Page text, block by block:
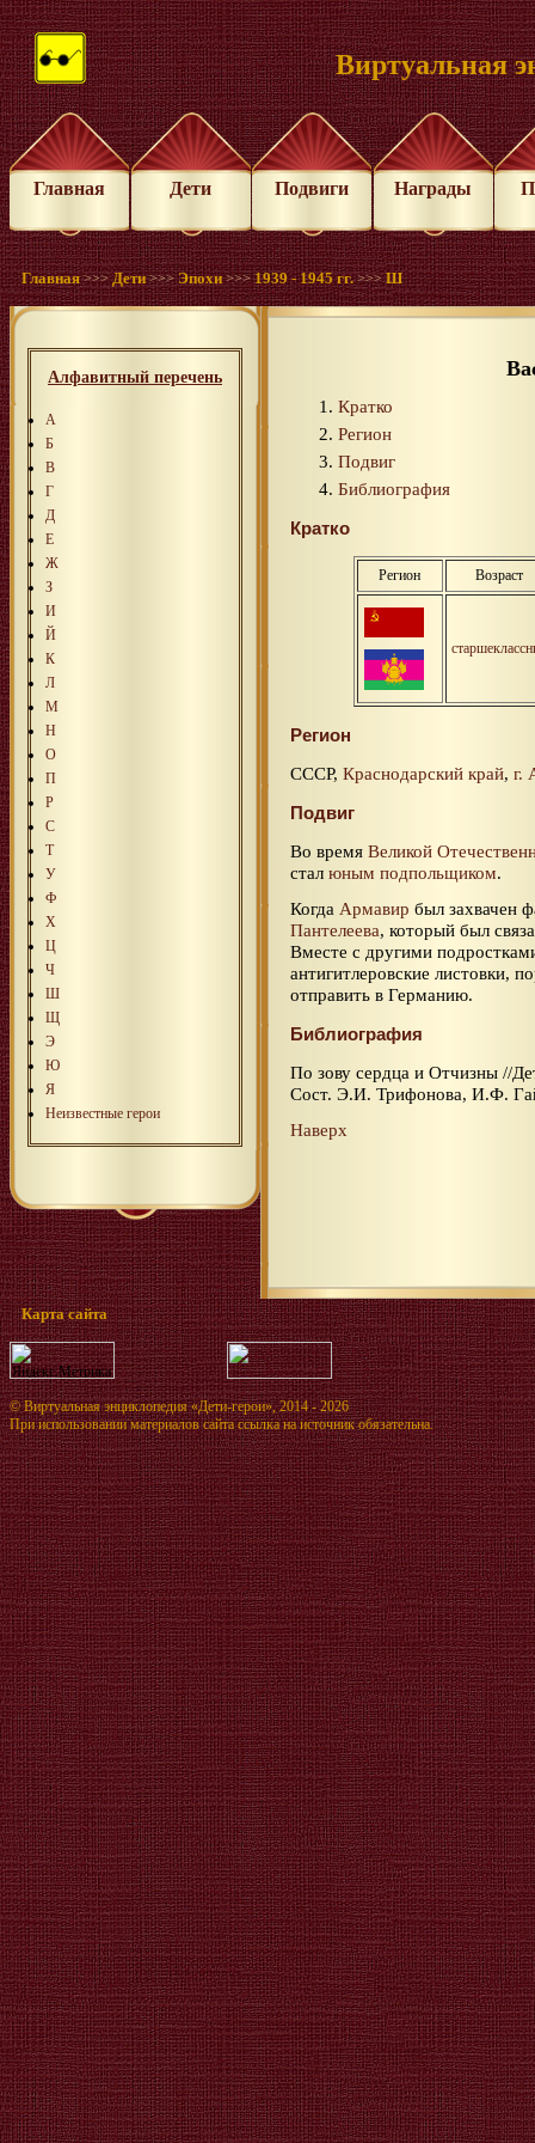
Виртуальная
Главная Дети Подвиги Награды
Главная >>>Дети >>>Эпохи >>>1939 - 1945 гг. >>>Ш
Алфавитный перечень
А
Б
В
Г
Д
Е
Ж
З
И
Й
К
Л
М
Н
О
П
Р
С
Т
У
Ф
Х
Ц
Ч
Ш
Щ
Э
Ю
Я
Неизвестные герои
Кратко
Регион
Подвиг
Библиография
Кратко
Регион Возраст
Регион
СССР, Краснодарский край, г.
Подвиг
Во время Великой
стал юным подпольщиком.
Когда Армавир был захвачен
Пантелеева, который был
Вместе с другими
антигитлеровские листовки,
отправить в Германию.
Библиография
По зову сердца и Отчизны //
Сост. Э.И. Трифонова, И.Ф.
Наверх
Карта сайта
©Виртуальная энциклопедия «Дети-герои», 2014 - 2026
При использовании материалов сайта ссылка на источник обязательна.